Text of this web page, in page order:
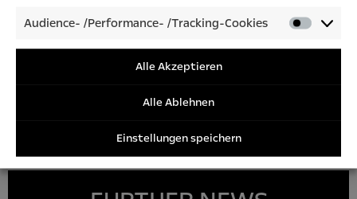
Audience- /Performance- /Tracking-Cookies
/
Alle Akzeptieren
Alle Ablehnen
Einstellungen speichern
hűtőrácsa és íves, sarló formájú díszítése az Opel
személyautóinak jellegzetes formáit idézi.